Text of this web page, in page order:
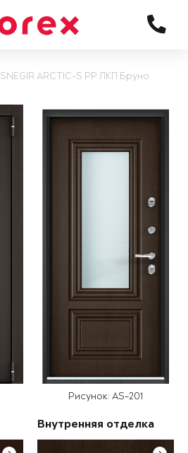
SNEGIR ARCTIC-S PP ЛКП Бруно
Рисунок: AS-201
Внутренняя отделка